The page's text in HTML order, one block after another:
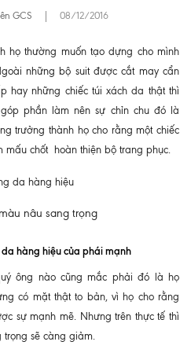
GCS 08/12/2016
họ thường muốn tạo dựng cho mình
những bộ suit được cắt may cẩn
hay những chiếc túi xách da thật thì
phần làm nên sự chỉn chu đó là
trưởng thành họ cho rằng một chiếc
mấu chốt hoàn thiện bộ trang phục.
nâu sang trọng
hàng hiệu của phái mạnh
ông nào cũng mắc phải đó là họ
có mặt thật to bản, vì họ cho rằng
sự mạnh mẽ. Nhưng trên thực tế thì
trọng sẽ càng giảm.